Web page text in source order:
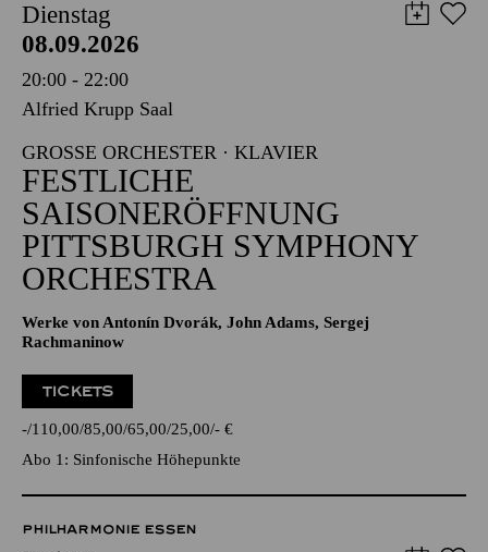
Dienstag
08.09.2026
20:00 - 22:00
Alfried Krupp Saal
GROSSE ORCHESTER · KLAVIER
FESTLICHE
SAISONERÖFFNUNG
PITTSBURGH SYMPHONY
ORCHESTRA
Werke von Antonín Dvorák, John Adams, Sergej
Rachmaninow
TICKETS
- 110,00 85,00 65,00 25,00 - €
Abo 1: Sinfonische Höhepunkte
PHILHARMONIE ESSEN